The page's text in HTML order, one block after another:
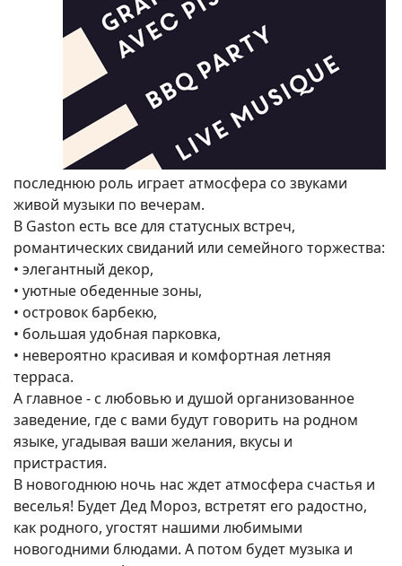
последнюю роль играет атмосфера со звуками
живой музыки по вечерам.
В Gaston есть все для статусных встреч,
романтических свиданий или семейного торжества:
• элегантный декор,
• уютные обеденные зоны,
• островок барбекю,
• большая удобная парковка,
• невероятно красивая и комфортная летняя
терраса.
А главное - с любовью и душой организованное
заведение, где с вами будут говорить на родном
языке, угадывая ваши желания, вкусы и
пристрастия.
В новогоднюю ночь нас ждет атмосфера счастья и
веселья! Будет Дед Мороз, встретят его радостно,
как родного, угостят нашими любимыми
новогодними блюдами. А потом будет музыка и